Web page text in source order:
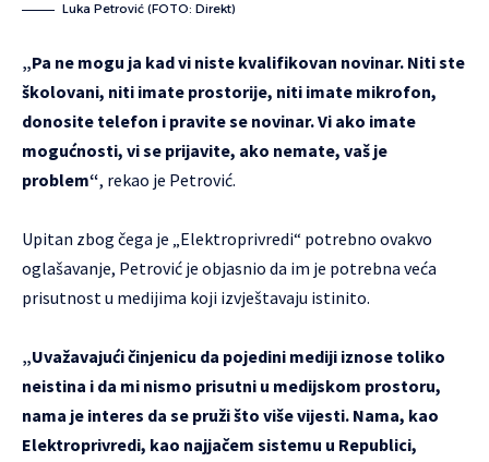
Luka Petrović (FOTO: Direkt)
„Pa ne mogu ja kad vi niste kvalifikovan novinar. Niti ste
školovani, niti imate prostorije, niti imate mikrofon,
donosite telefon i pravite se novinar. Vi ako imate
mogućnosti, vi se prijavite, ako nemate, vaš je
problem“, rekao je Petrović.
Upitan zbog čega je „Elektroprivredi“ potrebno ovakvo
oglašavanje, Petrović je objasnio da im je potrebna veća
prisutnost u medijima koji izvještavaju istinito.
„Uvažavajući činjenicu da pojedini mediji iznose toliko
neistina i da mi nismo prisutni u medijskom prostoru,
nama je interes da se pruži što više vijesti. Nama, kao
Elektroprivredi, kao najjačem sistemu u Republici,